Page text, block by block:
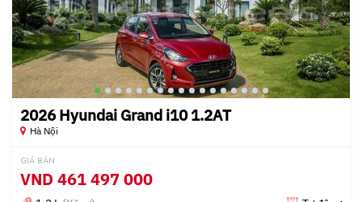
2026 Hyundai Grand i10 1.2AT
Hà Nội
GIÁ BÁN
VND 461 497 000